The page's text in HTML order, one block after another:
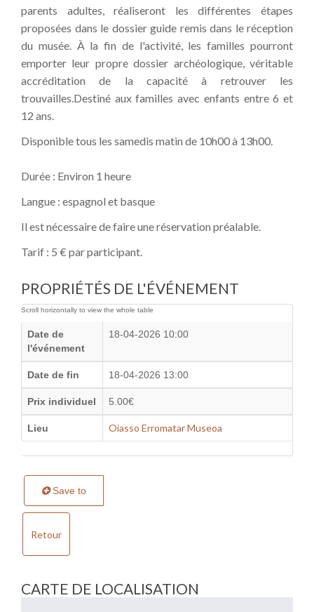
parents adultes, réaliseront les différentes étapes
proposées dans le dossier guide remis dans le réception
du musée. À la fin de l'activité, les familles pourront
emporter leur propre dossier archéologique, véritable
accréditation de la capacité à retrouver les
trouvailles.Destiné aux familles avec enfants entre 6 et
12 ans.
Disponible tous les samedis matin de 10h00 à 13h00.
Durée : Environ 1 heure
Langue : espagnol et basque
Il est nécessaire de faire une réservation préalable.
Tarif : 5 € par participant.
PROPRIÉTÉS DE L'ÉVÉNEMENT
Date de
l'événement
18-04-2026 10:00
Date de fin 18-04-2026 13:00
Prix individuel 5.00€
Lieu Oiasso Erromatar Museoa
Save to
Retour
CARTE DE LOCALISATION